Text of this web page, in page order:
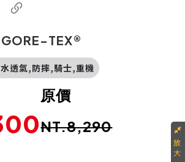
GORE-TEX®
透氣,防摔,騎士,重機
原價
NT.8,290